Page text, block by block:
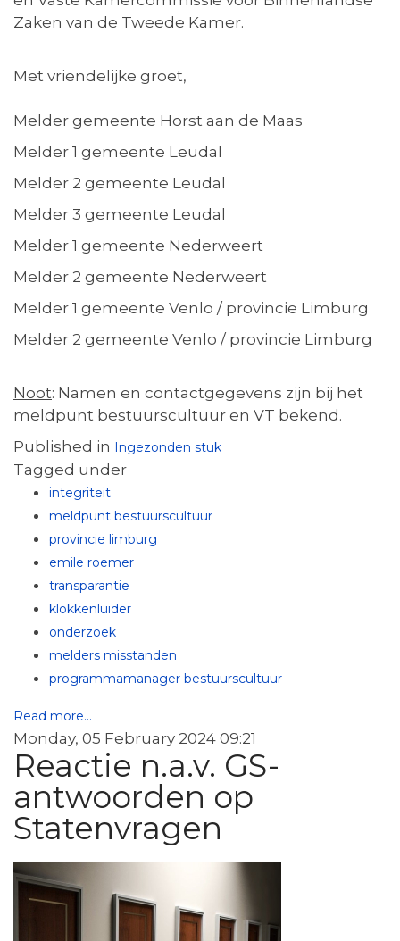
Zaken van de Tweede Kamer.
Met vriendelijke groet,
Melder gemeente Horst aan de Maas
Melder 1 gemeente Leudal
Melder 2 gemeente Leudal
Melder 3 gemeente Leudal
Melder 1 gemeente Nederweert
Melder 2 gemeente Nederweert
Melder 1 gemeente Venlo / provincie Limburg
Melder 2 gemeente Venlo / provincie Limburg
Noot: Namen en contactgegevens zijn bij het
meldpunt bestuurscultuur en VT bekend.
Published in Ingezonden stuk
Tagged under
integriteit
meldpunt bestuurscultuur
provincie limburg
emile roemer
transparantie
klokkenluider
onderzoek
melders misstanden
programmamanager bestuurscultuur
Read more...
Monday, 05 February 2024 09:21
Reactie n.a.v. GS-
antwoorden op
Statenvragen